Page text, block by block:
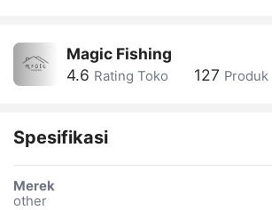
Magic Fishing
4.6 Rating Toko 127 Produk
Spesifikasi
Merek
other